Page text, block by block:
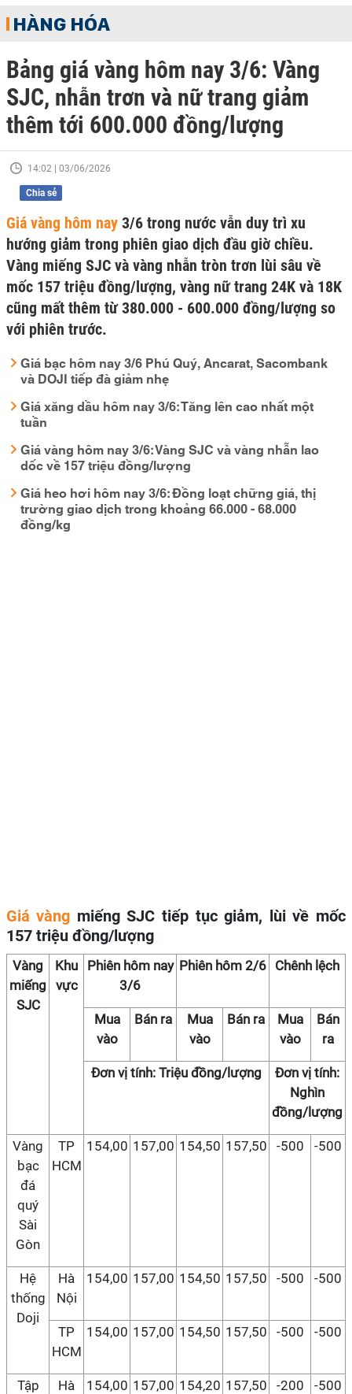
HÀNG HÓA
Bảng giá vàng hôm nay 3/6: Vàng
SJC, nhẫn trơn và nữ trang giảm
thêm tới 600.000 đồng/lượng
14:02 | 03/06/2026
Chia sẻ
Giá vàng hôm nay 3/6 trong nước vẫn duy trì xu
hướng giảm trong phiên giao dịch đầu giờ chiều.
Vàng miếng SJC và vàng nhẫn tròn trơn lùi sâu về
mốc 157 triệu đồng/lượng, vàng nữ trang 24K và 18K
cũng mất thêm từ 380.000 - 600.000 đồng/lượng so
với phiên trước.
Giá bạc hôm nay 3/6 Phú Quý, Ancarat, Sacombank
và DOJI tiếp đà giảm nhẹ
Giá xăng dầu hôm nay 3/6: Tăng lên cao nhất một
tuần
Giá vàng hôm nay 3/6: Vàng SJC và vàng nhẫn lao
dốc về 157 triệu đồng/lượng
Giá heo hơi hôm nay 3/6: Đồng loạt chững giá, thị
trường giao dịch trong khoảng 66.000 - 68.000
đồng/kg
Giá vàng miếng SJC tiếp tục giảm, lùi về mốc
157 triệu đồng/lượng
Vàng
miếng
SJC
Khu
vực
Phiên hôm nay
3/6
Phiên hôm 2/6 Chênh lệch
Mua
vào
Bán ra
Mua
vào
Bán ra
Mua
vào
Bán
ra
Đơn vị tính: Triệu đồng/lượng
Đơn vị tính:
Nghìn
đồng/lượng
Vàng
bạc
đá
quý
Sài
Gòn
TP
HCM
154,00 157,00 154,50 157,50 -500 -500
Hệ
thống
Doji
Hà
Nội
154,00 157,00 154,50 157,50 -500 -500
TP
HCM
154,00 157,00 154,50 157,50 -500 -500
Tập
Hà
154,00 157,00 154,20 157,50 -200 -500